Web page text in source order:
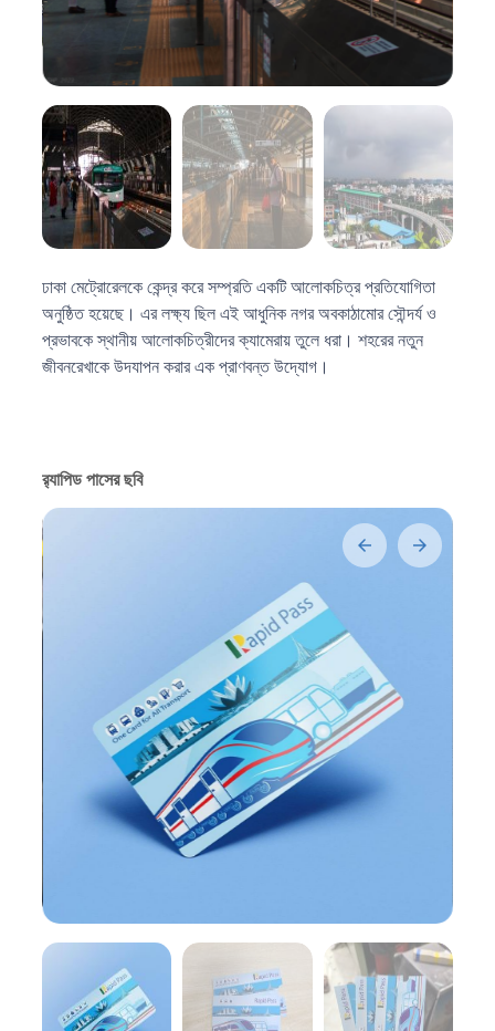
ঢাকা মেট্রোরেলকে কেন্দ্র করে সম্প্রতি একটি আলোকচিত্র প্রতিযোগিতা
অনুষ্ঠিত হয়েছে। এর লক্ষ্য ছিল এই আধুনিক নগর অবকাঠামোর সৌন্দর্য ও
প্রভাবকে স্থানীয় আলোকচিত্রীদের ক্যামেরায় তুলে ধরা। শহরের নতুন
জীবনরেখাকে উদযাপন করার এক প্রাণবন্ত উদ্যোগ।
র‍্যাপিড পাসের ছবি